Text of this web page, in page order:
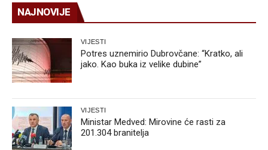
NAJNOVIJE
VIJESTI
Potres uznemirio Dubrovčane: “Kratko, ali
jako. Kao buka iz velike dubine”
VIJESTI
Ministar Medved: Mirovine će rasti za
201.304 branitelja